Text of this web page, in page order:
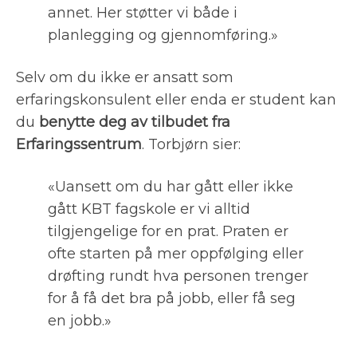
annet. Her støtter vi både i
planlegging og gjennomføring.»
Selv om du ikke er ansatt som
erfaringskonsulent eller enda er student kan
du benytte deg av tilbudet fra
Erfaringssentrum. Torbjørn sier:
«Uansett om du har gått eller ikke
gått KBT fagskole er vi alltid
tilgjengelige for en prat. Praten er
ofte starten på mer oppfølging eller
drøfting rundt hva personen trenger
for å få det bra på jobb, eller få seg
en jobb.»